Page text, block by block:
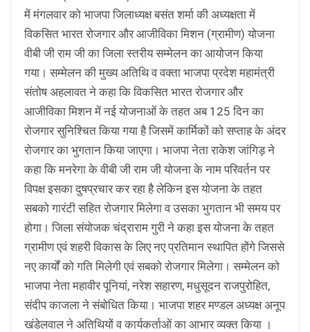
में मंगलवार को भाजपा जिलाध्यक्ष बसंत शर्मा की अध्यक्षता में
विकसित भारत रोजगार और आजीविका मिशन (ग्रामीण) योजना
वीबी जी राम जी का जिला स्तरीय सम्मेलन का आयोजन किया
गया। सम्मेलन की मुख्य अतिथि व वक्ता भाजपा प्रदेश महामंत्री
संतोष अहलावत ने कहा कि विकसित भारत रोजगार और
आजीविका मिशन में नई योजनाओं के तहत अब 125 दिन का
रोजगार सुनिश्चित किया गया है जिसमें कार्मिकों को सप्ताह के अंदर
रोजगार का भुगतान किया जाएगा। भाजपा नेता राकेश जांगिड़ ने
कहा कि मनरेगा के वीबी जी राम जी योजना के नाम परिवर्तन पर
विपक्ष इसका दुषप्रचार कर रहा है लेकिन इस योजना के तहत
सबको गारंटी सहित रोजगार मिलेगा व उसका भुगतान भी समय पर
होगा। जिला संयोजक चंद्राराम गुरी ने कहा इस योजना के तहत
ग्रामीण एवं शहरी विकास के लिए नए प्रतिमान स्थापित होंगे जिससे
नए कार्यों को गति मिलेगी एवं सबको रोजगार मिलेगा। सम्मेलन को
भाजपा नेता महावीर पूनियां, नरेश सहारण, मधुसूदन राजपुरोहित,
संदीप काजला ने संबोधित किया। भाजपा शहर मण्डल अध्यक्ष अनूप
खंडेलवाल ने अतिथियों व कार्यकर्ताओं का आभार व्यक्त किया ।